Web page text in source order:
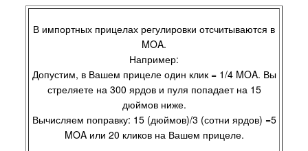
В импортных прицелах регулировки отсчитываются в
MOA.
Например:
Допустим, в Вашем прицеле один клик = 1/4 MOA. Вы
стреляете на 300 ярдов и пуля попадает на 15
дюймов ниже.
Вычисляем поправку: 15 (дюймов)/3 (сотни ярдов) =5
MOA или 20 кликов на Вашем прицеле.